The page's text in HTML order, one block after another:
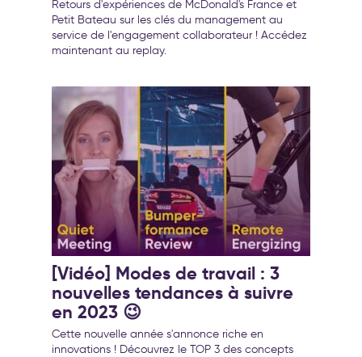
transformation de l’entreprise
Retours d'expériences de McDonald's France et
Petit Bateau sur les clés du management au
service de l'engagement collaborateur ! Accédez
maintenant au replay.
[Vidéo] Modes de travail : 3
nouvelles tendances à suivre
en 2023 😉
Cette nouvelle année s'annonce riche en
innovations ! Découvrez le TOP 3 des concepts